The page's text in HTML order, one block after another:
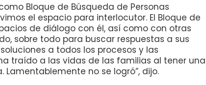
Bloque de Búsqueda de Personas
el espacio para interlocutor. El Bloque de
de diálogo con él, así como con otras
sobre todo para buscar respuestas a sus
a todos los procesos y las
traído a las vidas de las familias al tener una
Lamentablemente no se logró”, dijo.